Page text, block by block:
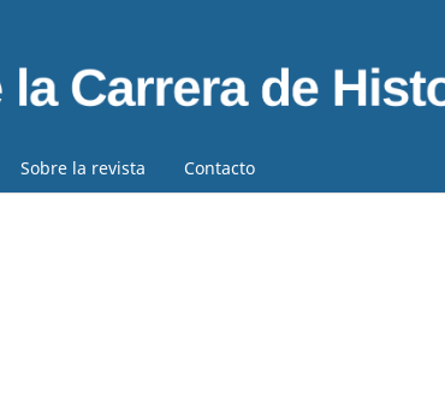
Sobre la revista Contacto